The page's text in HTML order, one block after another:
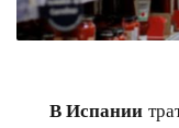
В Испании